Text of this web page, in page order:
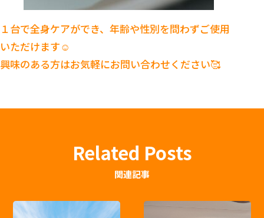
１台で全身ケアができ、年齢や性別を問わずご使用
いただけます☺️
興味のある方はお気軽にお問い合わせください🥰
Related Posts
関連記事